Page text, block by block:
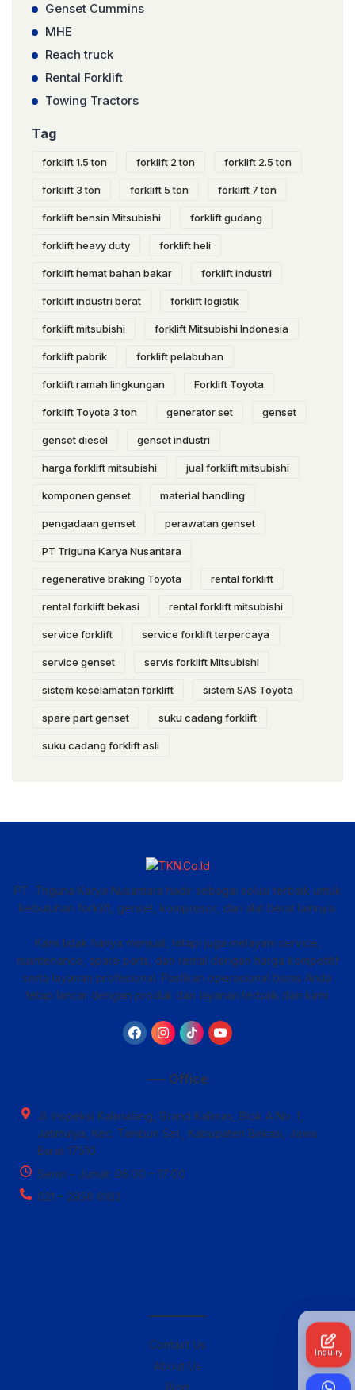
Genset Cummins
MHE
Reach truck
Rental Forklift
Towing Tractors
Tag
forklift 1.5 ton forklift 2 ton forklift 2.5 ton
forklift 3 ton forklift 5 ton forklift 7 ton
forklift bensin Mitsubishi forklift gudang
forklift heavy duty forklift heli
forklift hemat bahan bakar forklift industri
forklift industri berat forklift logistik
forklift mitsubishi forklift Mitsubishi Indonesia
forklift pabrik forklift pelabuhan
forklift ramah lingkungan Forklift Toyota
forklift Toyota 3 ton generator set genset
genset diesel genset industri
harga forklift mitsubishi jual forklift mitsubishi
komponen genset material handling
pengadaan genset perawatan genset
PT Triguna Karya Nusantara
regenerative braking Toyota rental forklift
rental forklift bekasi rental forklift mitsubishi
service forklift service forklift terpercaya
service genset servis forklift Mitsubishi
sistem keselamatan forklift sistem SAS Toyota
spare part genset suku cadang forklift
suku cadang forklift asli
PT. Triguna Karya Nusantara hadir sebagai solusi terbaik untuk
kebutuhan forklift, genset, kompresor, dan alat berat lainnya.
Kami tidak hanya menjual, tetapi juga melayani service,
maintenance, spare parts, dan rental dengan harga kompetitif
serta layanan profesional. Pastikan operasional bisnis Anda
tetap lancar dengan produk dan layanan terbaik dari kami
—– Office
Jl. Inspeksi Kalimalang, Grand Kalimas, Blok A No. 1,
Jatimulya, Kec. Tambun Sel., Kabupaten Bekasi, Jawa
Barat 17510
Senin – Jumat: 08:00 – 17:00
021 – 2956 6163
————–
Contact Us
About Us
Blog
Inquiry